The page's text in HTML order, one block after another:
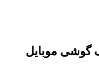
گوشی موبایل